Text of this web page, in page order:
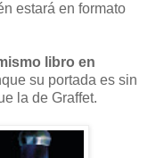
estará en formato
libro en
su portada es sin
la de Graffet.